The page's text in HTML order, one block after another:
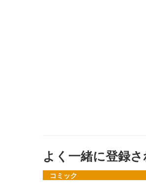
よく一緒に登録
コミック